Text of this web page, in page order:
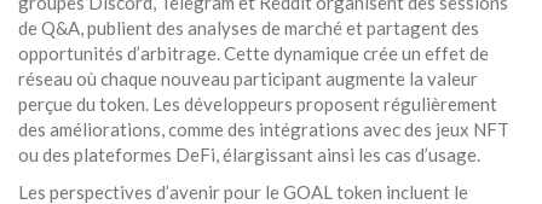
de Q&A, publient des analyses de marché et partagent des
opportunités d’arbitrage. Cette dynamique crée un effet de
réseau où chaque nouveau participant augmente la valeur
perçue du token. Les développeurs proposent régulièrement
des améliorations, comme des intégrations avec des jeux NFT
ou des plateformes DeFi, élargissant ainsi les cas d’usage.
Les perspectives d’avenir pour le GOAL token incluent le